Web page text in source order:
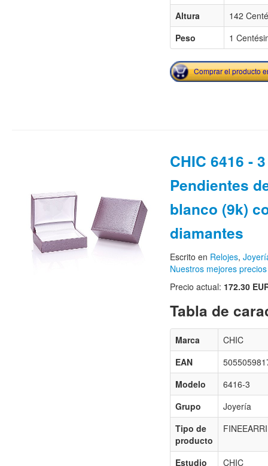
Altura
142
Peso
1
Comprar el producto
CHIC 6416 -
Pendientes
blanco (9k)
diamantes
Escrito en Relojes,
Nuestros mejores
Precio actual: 172.30
Tabla de
Marca
CHIC
EAN
Modelo
6416-3
Grupo
Joyería
Tipo de
producto
Estudio CHIC